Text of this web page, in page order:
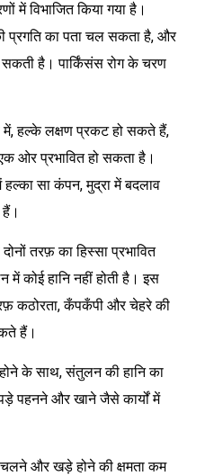
में विभाजित किया गया है।
प्रगति का पता चल सकता है, और
है। पार्किंसंस रोग के चरण
हल्के लक्षण प्रकट हो सकते हैं,
ओर प्रभावित हो सकता है।
सा कंपन, मुद्रा में बदलाव
तरफ़ का हिस्सा प्रभावित
कोई हानि नहीं होती है। इस
कठोरता, कँपकँपी और चेहरे की
हैं।
के साथ, संतुलन की हानि का
पहनने और खाने जैसे कार्यों में
और खड़े होने की क्षमता कम